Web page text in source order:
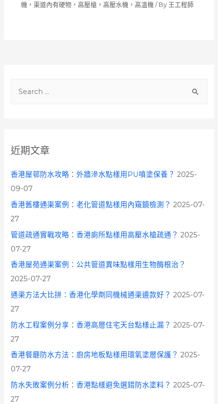
h
f
o
近期文章
香港屋邨防水攻略：外牆滲水點樣用PU噴塗保養？ 2025-
09-07
香港舊樓通渠案例：老化管道點樣用內窺鏡檢測？ 2025-07-
27
管道疏通實戰攻略：香港廁所點樣用高壓水槍疏通？ 2025-
07-27
香港屋苑通渠案例：公共管道異味點樣用生物酶根治？
2025-07-27
通渠方法大比拼：香港化學劑同機械通渠邊款好？ 2025-07-
27
防水工程案例分享：香港高層住宅天台點樣止漏？ 2025-07-
27
香港餐廳防水方法：廚房地板點樣用環氧塗層保護？ 2025-
07-27
防水失敗案例分析：香港點樣避免選錯防水塗料？ 2025-07-
27
機，渠道內有硬物，高壓槍，高壓水機，高溫機 / By 王工程師